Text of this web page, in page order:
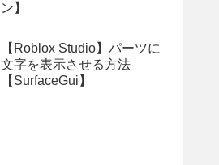
ン】
【Roblox Studio】パーツに
文字を表示させる方法
【SurfaceGui】